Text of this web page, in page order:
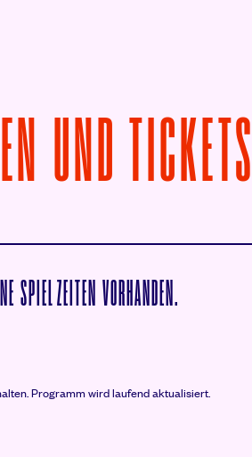
UND TICKETS
SPIELZEITEN VORHANDEN.
Programm wird laufend aktualisiert.